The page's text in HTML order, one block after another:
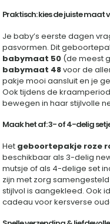
Praktisch: kies de juiste maat
Je baby’s eerste dagen
pasvormen. Dit
babymaat 50 (de meest
babymaat 48voor de
pakje mooi aansluit en je
Ook tijdens de
bewegen in haar stijlvolle
Maak het af: 3- of 4-delig
Het geboortepakje roze
beschikbaar als 3-delig
mutsje of als 4-delige set
zijn met zorg
stijlvol is aangekleed. Ook
cadeau voor kersverse